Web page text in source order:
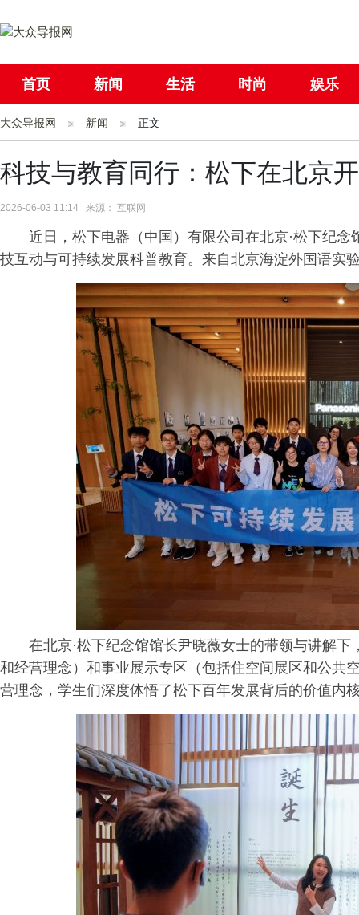
首页 新闻 生活 时尚 娱乐
社会 国际
大众导报网 新闻 正文
科技与教育同行：松下在北京
2026-06-03 11:14 来源： 互联网
近日，松下电器（中国）有限公司在北京·松下纪
技互动与可持续发展科普教育。来自北京海淀外国语实
在北京·松下纪念馆馆长尹晓薇女士的带领与讲解
和经营理念）和事业展示专区（包括住空间展区和公共
营理念，学生们深度体悟了松下百年发展背后的价值内